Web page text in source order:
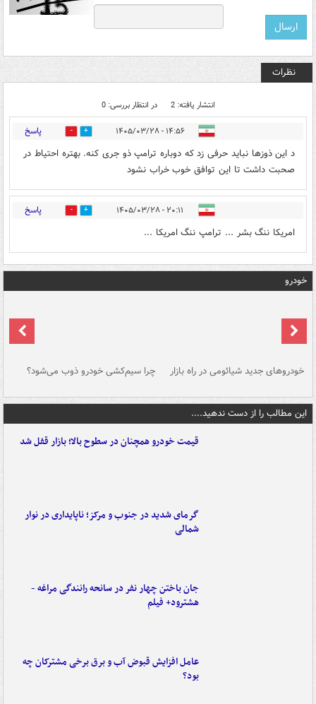
نظرات
انتشار یافته: 2 در انتظار بررسی: 0
۱۴:۵۶ - ۱۴۰۵/۰۳/۲۸ 0 پاسخ
د این ذوزها نباید حرفی زد که دوباره ترامپ ذو جری کنه. بهتره احتیاط در
صحبت داشت تا این توافق خوب خراب نشود
۲۰:۱۱ - ۱۴۰۵/۰۳/۲۸ 0 پاسخ
امریکا ننگ بشر ... ترامپ ننگ امریکا ...
خودرو
خودروهای جدید شیائومی در راه بازار چرا سیم‌کشی خودرو ذوب می‌شود؟
این مطالب را از دست ندهید....
قیمت خودرو همچنان در سطوح بالا؛ بازار قفل شد
گرمای شدید در جنوب و مرکز؛ ناپایداری در نوار
شمالی
جان باختن چهار نفر در سانحه رانندگی مراغه -
هشترود+ فیلم
عامل افزایش قبوض آب و برق برخی مشترکان چه
بود؟